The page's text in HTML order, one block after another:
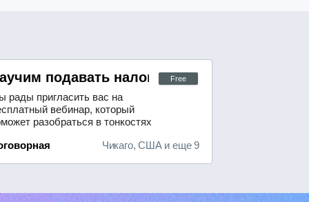
Free
Чикаго, США и еще 9
подавать налоговые декларации в
рады пригласить вас на
вебинар, который
разобраться в тонкостях
Штатах Америки.